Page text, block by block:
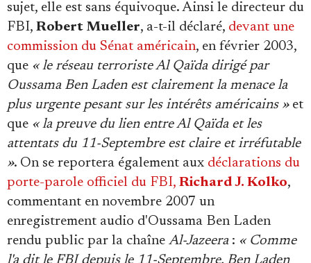
sujet, elle est sans équivoque. Ainsi le directeur du
FBI, Robert Mueller, a-t-il déclaré, devant une
commission du Sénat américain, en février 2003,
que « le réseau terroriste Al Qaïda dirigé par
Oussama Ben Laden est clairement la menace la
plus urgente pesant sur les intérêts américains »et
que « la preuve du lien entre Al Qaïda et les
attentats du 11-Septembre est claire et irréfutable
». On se reportera également aux déclarations du
porte-parole officiel du FBI, Richard J. Kolko,
commentant en novembre 2007 un
enregistrement audio d'Oussama Ben Laden
rendu public par la chaîne Al-Jazeera: « Comme